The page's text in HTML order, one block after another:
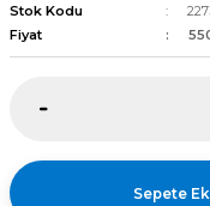
FANLAR
Stok Kodu
Fiyat
Sepete